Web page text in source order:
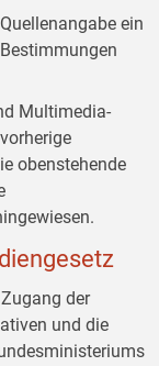
ein
Multimedia-
obenstehende
der
und die